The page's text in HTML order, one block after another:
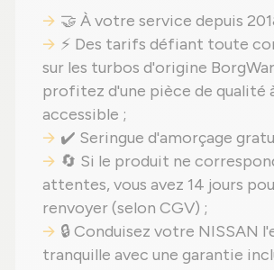
🤝 À votre service depuis
⚡ Des tarifs défiant toute
sur les turbos d'origine
profitez d'une pièce de qualité
accessible ;
✔️ Seringue d'amorçage
🔄 Si le produit ne
attentes, vous avez 14 jours
renvoyer (selon CGV) ;
🔒 Conduisez votre NISSAN
tranquille avec une garantie